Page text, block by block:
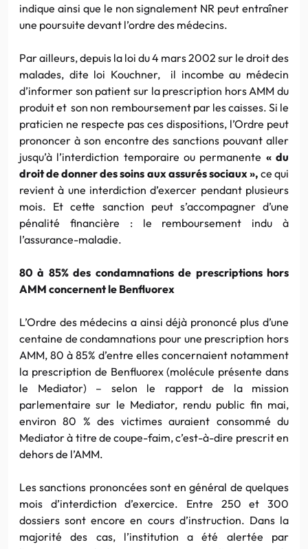
indique ainsi que le non signalement NR peut entraîner
une poursuite devant l’ordre des médecins.
Par ailleurs, depuis la loi du 4 mars 2002 sur le droit des
malades, dite loi Kouchner, il incombe au médecin
d’informer son patient sur la prescription hors AMM du
produit et son non remboursement par les caisses. Si le
praticien ne respecte pas ces dispositions, l’Ordre peut
prononcer à son encontre des sanctions pouvant aller
jusqu’à l’interdiction temporaire ou permanente « du
droit de donner des soins aux assurés sociaux », ce qui
revient à une interdiction d’exercer pendant plusieurs
mois. Et cette sanction peut s’accompagner d’une
pénalité financière : le remboursement indu à
l’assurance-maladie.
80 à 85% des condamnations de prescriptions hors
AMM concernent le Benfluorex
L’Ordre des médecins a ainsi déjà prononcé plus d’une
centaine de condamnations pour une prescription hors
AMM, 80 à 85% d’entre elles concernaient notamment
la prescription de Benfluorex (molécule présente dans
le Mediator) – selon le rapport de la mission
parlementaire sur le Mediator, rendu public fin mai,
environ 80 % des victimes auraient consommé du
Mediator à titre de coupe-faim, c’est-à-dire prescrit en
dehors de l’AMM.
Les sanctions prononcées sont en général de quelques
mois d’interdiction d’exercice. Entre 250 et 300
dossiers sont encore en cours d’instruction. Dans la
majorité des cas, l’institution a été alertée par